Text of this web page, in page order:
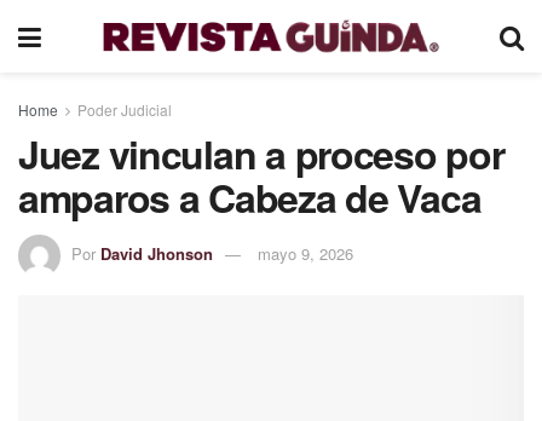
Home Poder Judicial
Juez vinculan a proceso por
amparos a Cabeza de Vaca
Por David Jhonson mayo 9, 2026